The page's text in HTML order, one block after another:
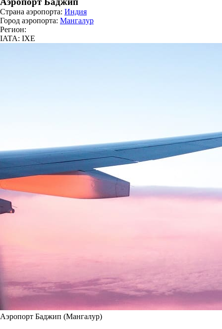
Страна аэропорта: Индия
Город аэропорта: Мангалур
Регион:
IATA: IXE
Аэропорт Баджип (Мангалур)